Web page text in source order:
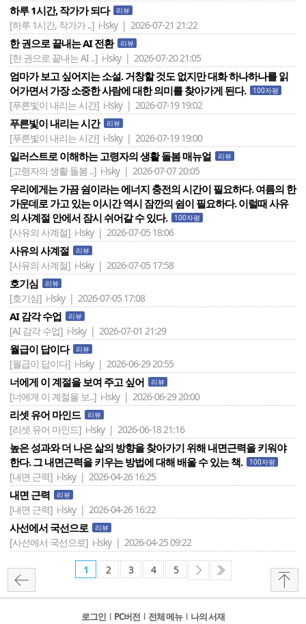
하루 1시간, 작가가 되다 리뷰
[하루 1시간, 작가가 ..] i-lsky | 2026-07-21 21:22
한 권으로 끝내는 AI 전환 리뷰
[한 권으로 끝내는 AI ..] i-lsky | 2026-07-20 21:05
엄마가 보고 싶어지는 소설. 거창할 것도 없지만 대화 하나하나를 읽
어가면서 가장 소중한 사람에 대한 의미를 찾아가게 된다.
100자평
[푸른빛이 내리는 시간] i-lsky | 2026-07-19 19:02
푸른빛이 내리는 시간 리뷰
[푸른빛이 내리는 시간] i-lsky | 2026-07-19 19:00
일러스트로 이해하는 고령자의 생활 돌봄 매뉴얼 리뷰
[고령자의 생활 돌봄 ..] i-lsky | 2026-07-07 20:05
우리에게는 가끔 쉼이라는 에너지 충전의 시간이 필요하다. 여름의 한
가운데로 가고 있는 이시간 역시 잠깐의 쉼이 필요하다. 이럴때 사유
의 사계절 안에서 잠시 쉬어갈 수 있다.
100자평
[사유의 사계절] i-lsky | 2026-07-05 18:06
사유의 사계절 리뷰
[사유의 사계절] i-lsky | 2026-07-05 17:58
호기심 리뷰
[호기심] i-lsky | 2026-07-05 17:08
AI 감각 수업 리뷰
[AI 감각 수업] i-lsky | 2026-07-01 21:29
월급이 답이다 리뷰
[월급이 답이다] i-lsky | 2026-06-29 20:55
너에게 이 계절을 보여 주고 싶어 리뷰
[너에게 이 계절을 보..] i-lsky | 2026-06-29 20:00
리셋 유어 마인드 리뷰
[리셋 유어 마인드] i-lsky | 2026-06-18 21:16
높은 성과와 더 나은 삶의 방향을 찾아가기 위해 내면근력을 키워야
한다. 그 내면근력을 키우는 방법에 대해 배울 수 있는 책.
100자평
[내면 근력] i-lsky | 2026-04-26 16:25
내면 근력 리뷰
[내면 근력] i-lsky | 2026-04-26 16:22
사선에서 국선으로 리뷰
[사선에서 국선으로] i-lsky | 2026-04-25 09:22
1 2 3 4 5
로그인 l PC버전 l 전체 메뉴 l 나의 서재